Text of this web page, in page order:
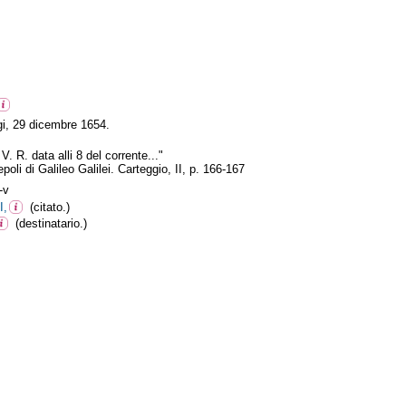
29 dicembre 1654.
R. data alli 8 del corrente..."
di Galileo Galilei. Carteggio, II, p. 166-167
v
(citato.)
(destinatario.)